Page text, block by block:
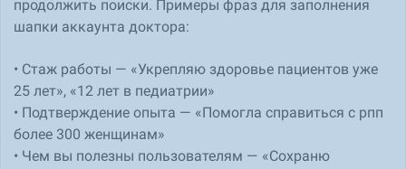
продолжить поиски. Примеры фраз для заполнения
шапки аккаунта доктора:
• Стаж работы — «Укрепляю здоровье пациентов уже
25 лет», «12 лет в педиатрии»
• Подтверждение опыта — «Помогла справиться с рпп
более 300 женщинам»
• Чем вы полезны пользователям — «Сохраню